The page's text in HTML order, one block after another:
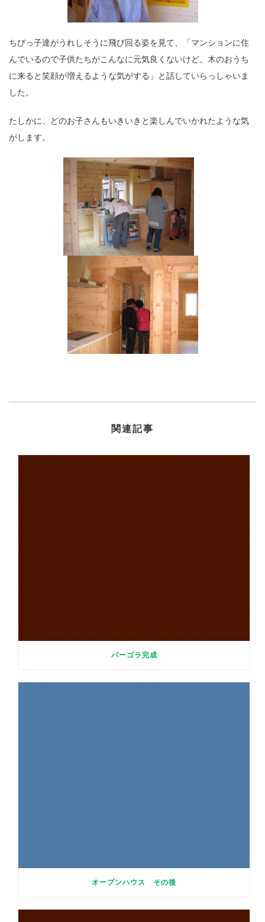
ちびっ子達がうれしそうに飛び回る姿を見て、「マンションに住
んでいるので子供たちがこんなに元気良くないけど、木のおうち
に来ると笑顔が増えるような気がする」と話していらっしゃいま
した。
たしかに、どのお子さんもいきいきと楽しんでいかれたような気
がします。
関連記事
パーゴラ完成
オープンハウス その後